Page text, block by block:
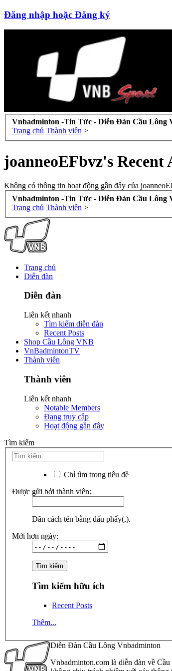
Đăng nhập hoặc Đăng ký
Vnbadminton -Tin Tức - Diễn Đàn Cầu Lông
Trang chủ Thành viên >
joanneoEFbvz's
Không có thông tin hoạt động gần đây của
Vnbadminton -Tin Tức - Diễn Đàn Cầu Lông
Trang chủ Thành viên >
Trang chủ
Diễn đàn
Diễn đàn
Liên kết nhanh
Tìm kiếm diễn đàn
Recent Posts
Shop Cầu Lông VNB
VnBadmintonTV
Thành viên
Thành viên
Liên kết nhanh
Notable Members
Đang truy cập
Hoạt động gần đây
Tìm kiếm
Chỉ tìm trong tiêu đề
Được gửi bởi thành viên:
Dãn cách tên bằng dấu phẩy(,).
Mới hơn ngày:
Tìm kiếm hữu ích
Recent Posts
Thêm...
Diễn Đàn Cầu Lông Vnbadminton
Vnbadminton.com là diễn đàn về